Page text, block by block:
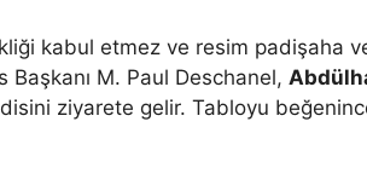
kabul etmez ve resim padişaha
Başkanı M. Paul Deschanel,
ziyarete gelir. Tabloyu